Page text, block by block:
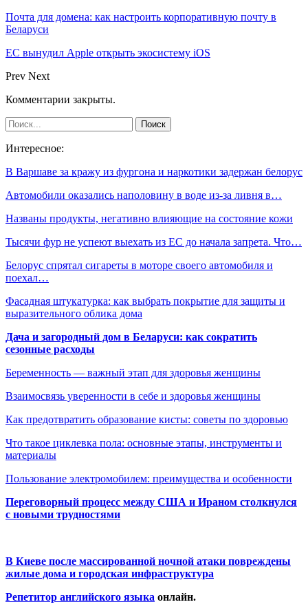
Почта для домена: как настроить корпоративную почту в
Беларуси
ЕС вынудил Apple открыть экосистему iOS
Prev Next
Комментарии закрыты.
Интересное:
В Варшаве за кражу из фургона и наркотики задержан белорус
Автомобили оказались наполовину в воде из-за ливня в…
Названы продукты, негативно влияющие на состояние кожи
Тысячи фур не успеют выехать из ЕС до начала запрета. Что…
Белорус спрятал сигареты в моторе своего автомобиля и
поехал…
Фасадная штукатурка: как выбрать покрытие для защиты и
выразительного облика дома
Дача и загородный дом в Беларуси: как сократить
сезонные расходы
Беременность — важный этап для здоровья женщины
Взаимосвязь уверенности в себе и здоровья женщины
Как предотвратить образование кисты: советы по здоровью
Что такое циклевка пола: основные этапы, инструменты и
материалы
Пользование электромобилем: преимущества и особенности
Переговорный процесс между США и Ираном столкнулся
с новыми трудностями
В Киеве после массированной ночной атаки повреждены
жилые дома и городская инфраструктура
Репетитор английского языка онлайн.